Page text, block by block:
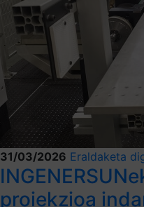
31/03/2026 Eraldaketa
proiekzioa